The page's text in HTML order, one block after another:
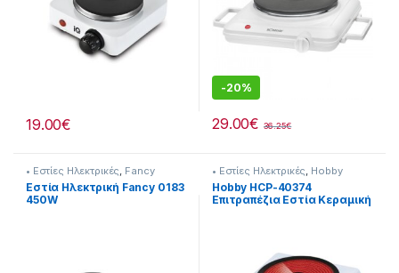
19.00€
-20%
29.00€ 36.25€
• Εστίες Ηλεκτρικές, Fancy
Εστία Ηλεκτρική Fancy 0183
450W
• Εστίες Ηλεκτρικές, Hobby
Hobby HCP-40374
Επιτραπέζια Εστία Κεραμική